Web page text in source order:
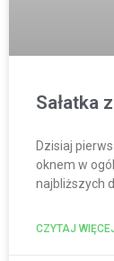
Sałatka
Dzisiaj
oknem w
najbliższych
CZYTAJ